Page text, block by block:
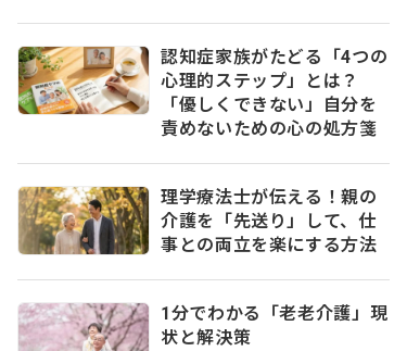
認知症家族がたどる「4つの
心理的ステップ」とは？
「優しくできない」自分を
責めないための心の処方箋
理学療法士が伝える！親の
介護を「先送り」して、仕
事との両立を楽にする方法
1分でわかる「老老介護」現
状と解決策